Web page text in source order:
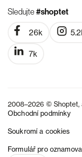
Sledujte#shoptet
26k
7k
2008–2026 © Shoptet,
Obchodní podmínky
Soukromí a cookies
Formulář pro